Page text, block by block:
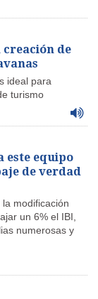
creación de
ideal para
turismo
este equipo
de verdad
modificación
un 6% el IBI,
numerosas y